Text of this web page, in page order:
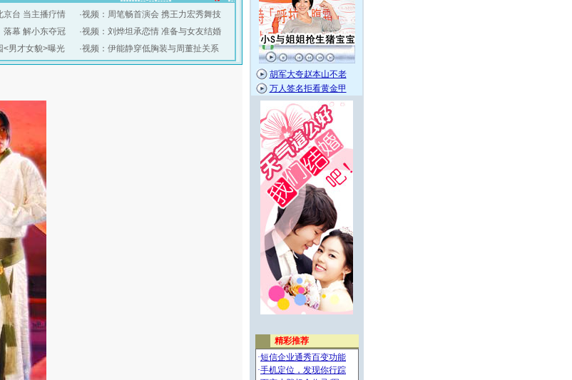
京台 当主播疗情
落幕 解小东夺冠
<男才女貌>曝光
·视频：周笔畅首演会 携王力宏秀舞技
·视频：刘烨坦承恋情 准备与女友结婚
·视频：伊能静穿低胸装与周董扯关系
胡军大夸赵本山不老
万人签名拒看黄金甲